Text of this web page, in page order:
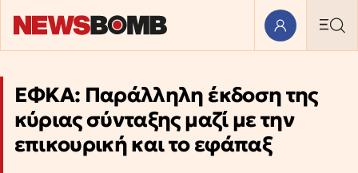
ΕΦΚΑ: Παράλληλη έκδοση της
κύριας σύνταξης μαζί με την
επικουρική και το εφάπαξ